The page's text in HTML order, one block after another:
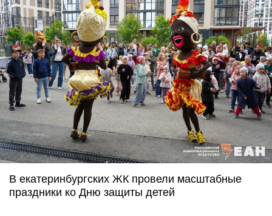
В екатеринбургских ЖК провели масштабные
праздники ко Дню защиты детей